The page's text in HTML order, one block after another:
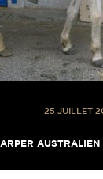
25 JUILLET